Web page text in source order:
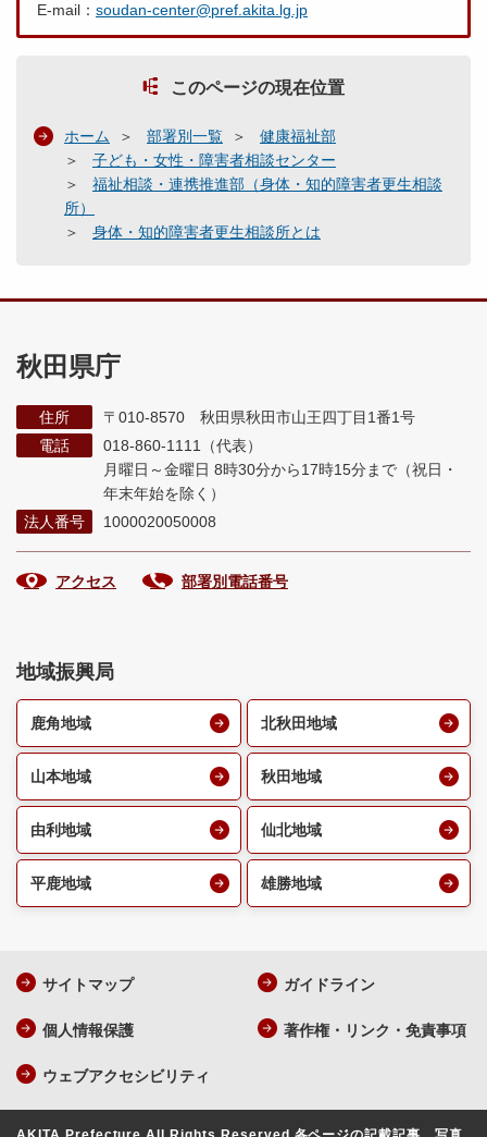
E-mail： soudan-center@pref.akita.lg.jp
このページの現在位置
ホーム 部署別一覧
健康福祉部
子ども・女性・障害者相談センター
福祉相談・連携推進部（身体・知的障害者更生相談
所）
身体・知的障害者更生相談所とは
秋田県庁
住所
〒010-8570 秋田県秋田市山王四丁目1番1号
電話
018-860-1111（代表）
月曜日～金曜日 8時30分から17時15分まで （祝日・
年末年始を除く）
法人番号
1000020050008
アクセス 部署別電話番号
地域振興局
鹿角地域 北秋田地域
山本地域 秋田地域
由利地域 仙北地域
平鹿地域 雄勝地域
サイトマップ ガイドライン
個人情報保護 著作権・リンク・免責事項
ウェブアクセシビリティ